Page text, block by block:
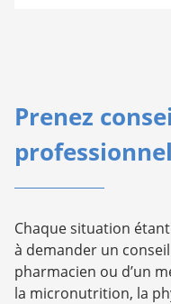
Prenez
Chaque situation
à demander un
pharmacien ou d’un
la micronutrition, la